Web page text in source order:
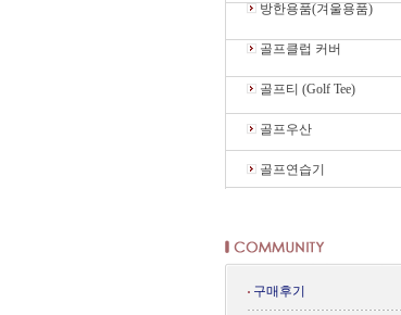
방한용품(겨울용품)
골프클럽 커버
골프티 (Golf Tee)
골프우산
골프연습기
구매후기